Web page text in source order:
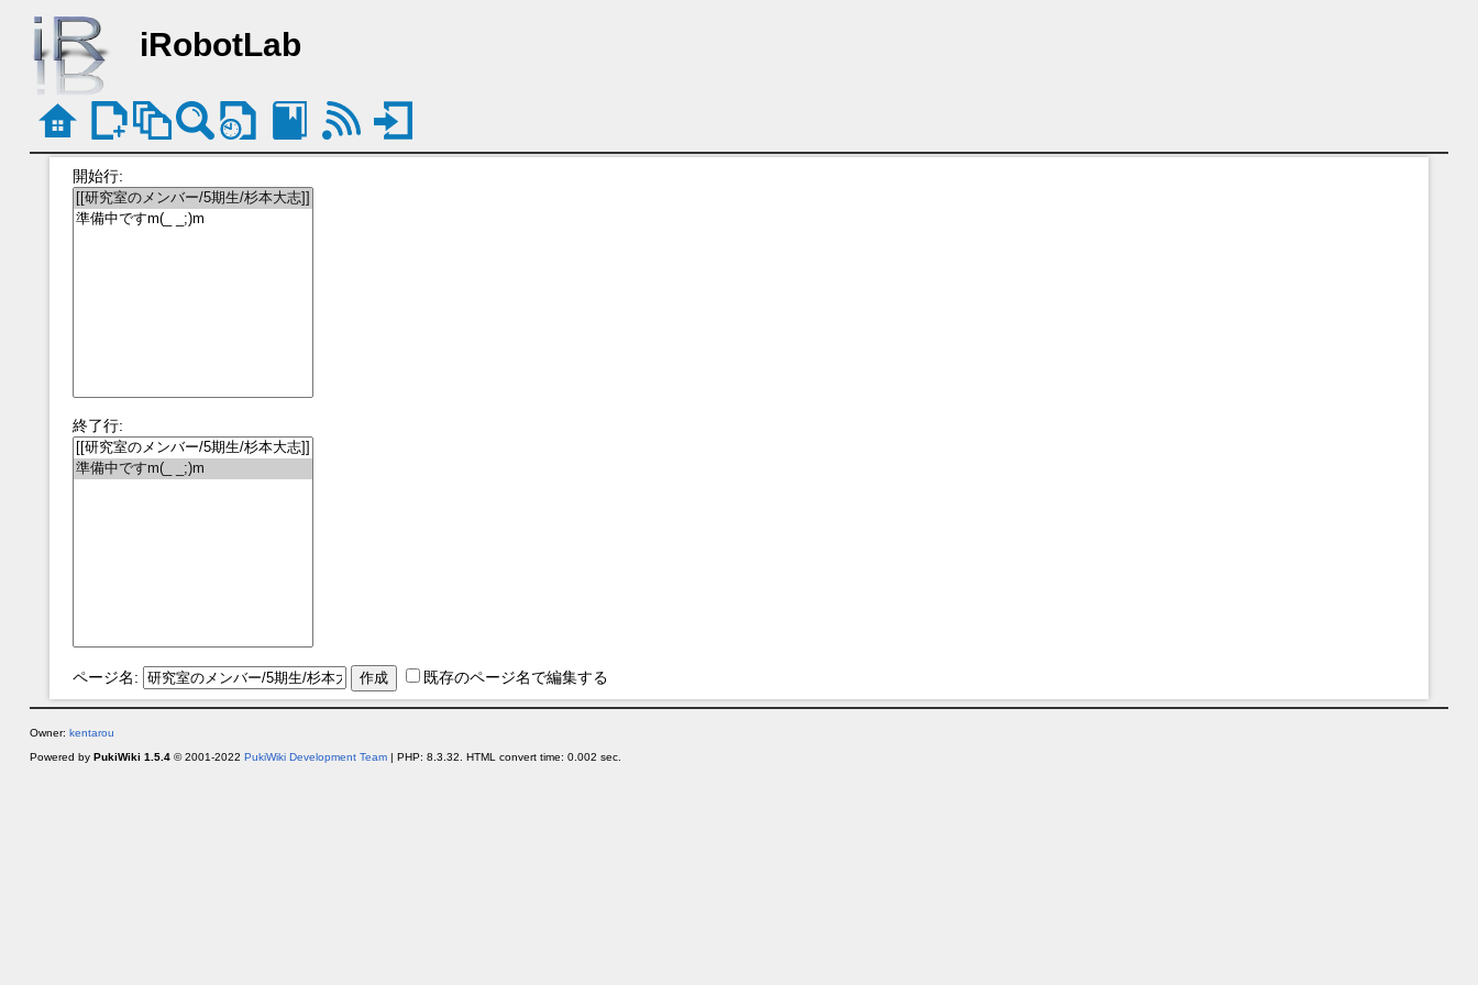
iRobotLab
開始行:
終了行:
ページ名: 既存のページ名で編集する
Owner: kentarou
Powered by PukiWiki 1.5.4© 2001-2022 PukiWiki Development Team| PHP: 8.3.32. HTML convert time: 0.002 sec.